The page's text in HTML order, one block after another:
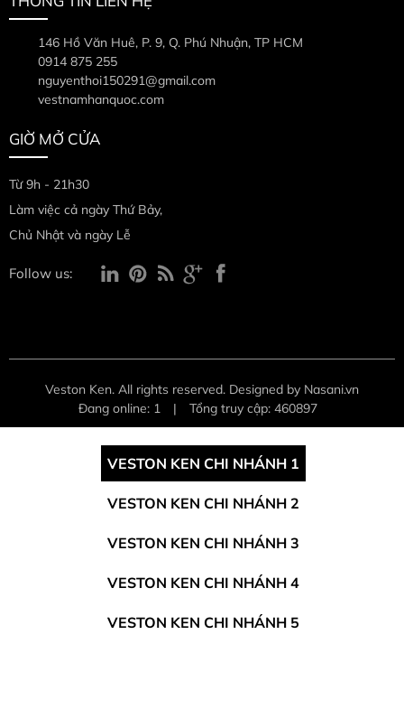
146 Hồ Văn Huê, P. 9, Q. Phú Nhuận, TP HCM
0914 875 255
nguyenthoi150291@gmail.com
vestnamhanquoc.com
GIỜ MỞ CỬA
Từ 9h - 21h30
Làm việc cả ngày Thứ Bảy,
Chủ Nhật và ngày Lễ
Follow us:
Veston Ken. All rights reserved. Designed by Nasani.vn
Đang online: 1
| Tổng truy cập: 460897
VESTON KEN CHI NHÁNH 1
VESTON KEN CHI NHÁNH 2
VESTON KEN CHI NHÁNH 3
VESTON KEN CHI NHÁNH 4
VESTON KEN CHI NHÁNH 5